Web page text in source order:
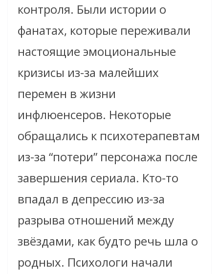
контроля. Были истории о
фанатах, которые переживали
настоящие эмоциональные
кризисы из-за малейших
перемен в жизни
инфлюенсеров. Некоторые
обращались к психотерапевтам
из-за “потери” персонажа после
завершения сериала. Кто-то
впадал в депрессию из-за
разрыва отношений между
звёздами, как будто речь шла о
родных. Психологи начали